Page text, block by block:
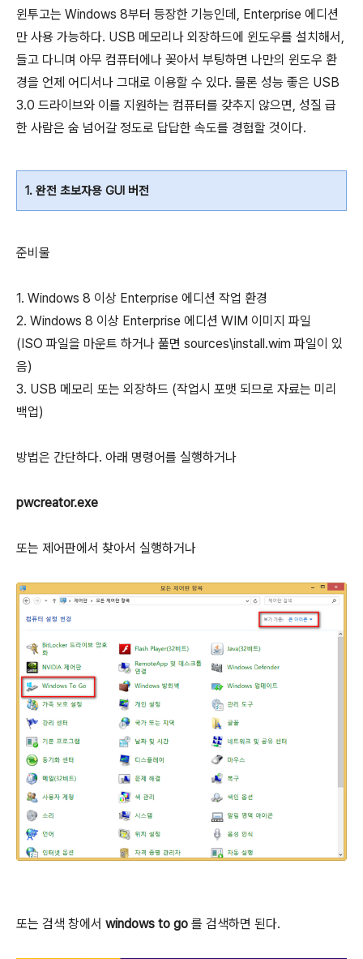
윈투고는 Windows 8부터 등장한 기능인데, Enterprise 에디션
만 사용 가능하다. USB 메모리나 외장하드에 윈도우를 설치해서,
들고 다니며 아무 컴퓨터에나 꽂아서 부팅하면 나만의 윈도우 환
경을 언제 어디서나 그대로 이용할 수 있다. 물론 성능 좋은 USB
3.0 드라이브와 이를 지원하는 컴퓨터를 갖추지 않으면, 성질 급
한 사람은 숨 넘어갈 정도로 답답한 속도를 경험할 것이다.
1. 완전 초보자용 GUI 버전
준비물
1. Windows 8 이상 Enterprise 에디션 작업 환경
2. Windows 8 이상 Enterprise 에디션 WIM 이미지 파일
(ISO 파일을 마운트 하거나 풀면 sources\install.wim 파일이 있
음)
3. USB 메모리 또는 외장하드 (작업시 포맷 되므로 자료는 미리
백업)
방법은 간단하다. 아래 명령어를 실행하거나
pwcreator.exe
또는 제어판에서 찾아서 실행하거나
또는 검색 창에서 windows to go 를 검색하면 된다.